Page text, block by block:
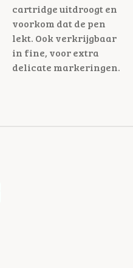
cartridge uitdroogt en
voorkom dat de pen
lekt. Ook verkrijgbaar
in fine, voor extra
delicate markeringen.